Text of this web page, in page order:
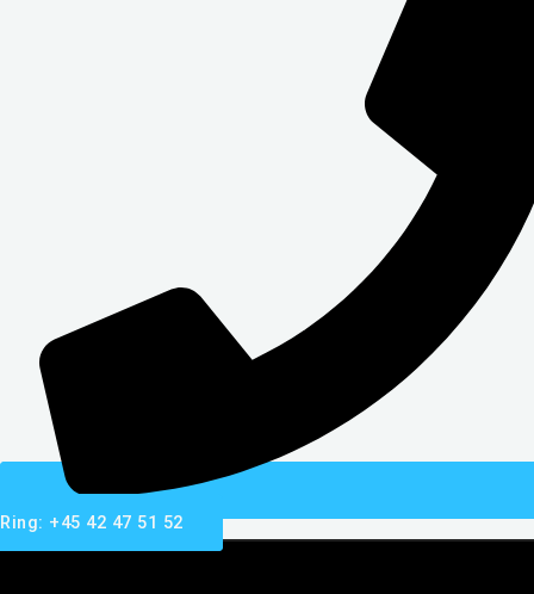
Ring: +45 42 47 51 52